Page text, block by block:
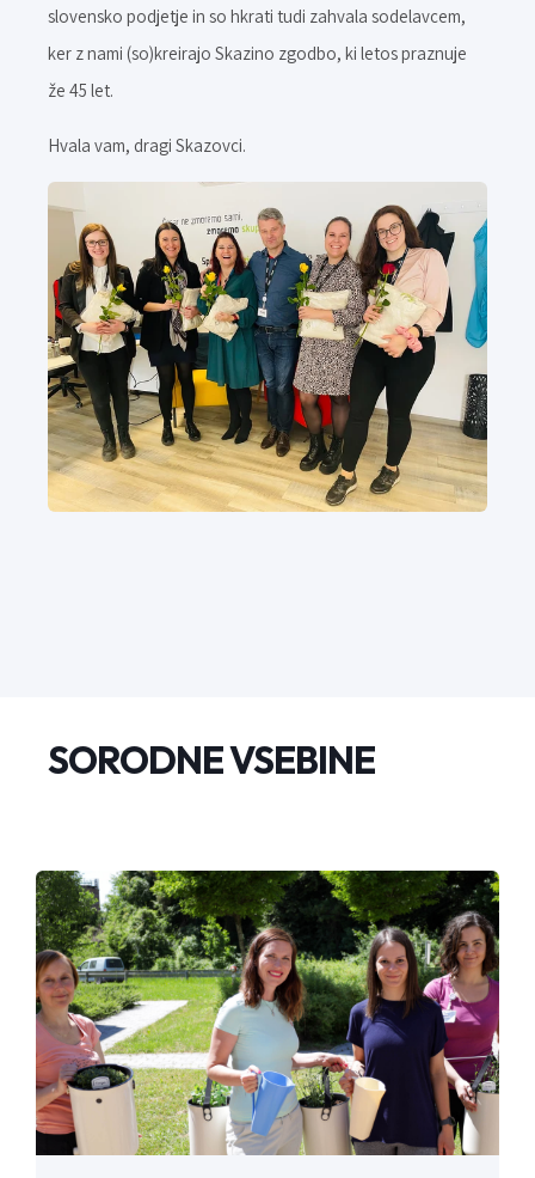
slovensko podjetje in so hkrati tudi zahvala sodelavcem,
ker z nami (so)kreirajo Skazino zgodbo, ki letos praznuje
že 45 let.
Hvala vam, dragi Skazovci.
SORODNE VSEBINE